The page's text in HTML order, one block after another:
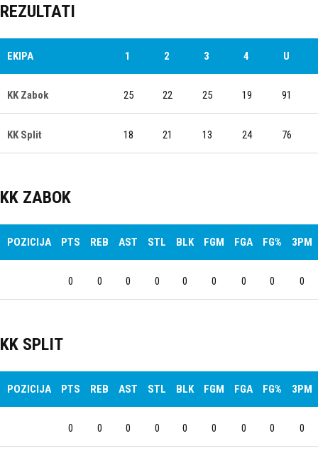
REZULTATI
EKIPA 1 2 3 4 U
KK Zabok 25 22 25 19 91
KK Split 18 21 13 24 76
KK ZABOK
POZICIJA PTS REB AST STL BLK FGM FGA FG% 3PM
0 0 0 0 0 0 0 0 0
KK SPLIT
POZICIJA PTS REB AST STL BLK FGM FGA FG% 3PM
0 0 0 0 0 0 0 0 0